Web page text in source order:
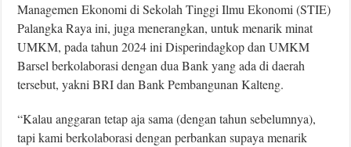
Managemen Ekonomi di Sekolah Tinggi Ilmu Ekonomi (STIE)
Palangka Raya ini, juga menerangkan, untuk menarik minat
UMKM, pada tahun 2024 ini Disperindagkop dan UMKM
Barsel berkolaborasi dengan dua Bank yang ada di daerah
tersebut, yakni BRI dan Bank Pembangunan Kalteng.
“Kalau anggaran tetap aja sama (dengan tahun sebelumnya),
tapi kami berkolaborasi dengan perbankan supaya menarik